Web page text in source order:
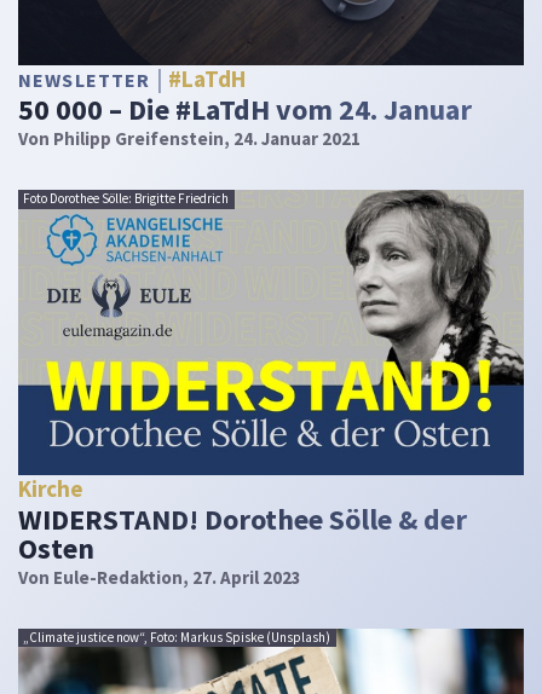
NEWSLETTER #LaTdH
50 000 – Die #LaTdH vom 24. Januar
Von Philipp Greifenstein, 24. Januar 2021
Foto Dorothee Sölle: Brigitte Friedrich
Kirche
WIDERSTAND! Dorothee Sölle & der
Osten
Von Eule-Redaktion, 27. April 2023
„Climate justice now“, Foto: Markus Spiske (Unsplash)